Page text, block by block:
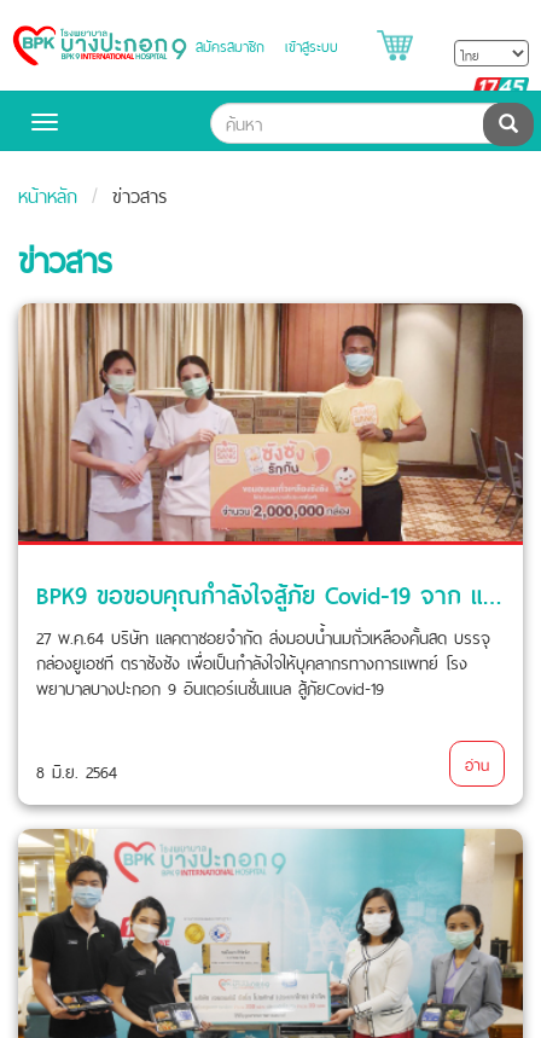
Bangpakok
Hospital
สมัครสมาชิก เข้าสู่ระบบ
Toggle
ค้น
หน้าหลัก ข่าวสาร
ข่าวสาร
BPK9 ขอขอบคุณกำลังใจสู้ภัย Covid-19 จาก แลคตาซอย
27 พ.ค.64 บริษัท แลคตาซอยจำกัด ส่งมอบน้ำนมถั่วเหลืองคั้นสด บรรจุ
กล่องยูเอชที ตราซังซัง เพื่อเป็นกำลังใจให้บุคลากรทางการแพทย์ โรง
พยาบาลบางปะกอก 9 อินเตอร์เนชั่นแนล สู้ภัยCovid-19
8 มิ.ย. 2564 อ่าน